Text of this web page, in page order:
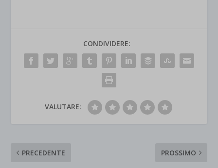
CONDIVIDERE:
VALUTARE:
PRECEDENTE PROSSIMO